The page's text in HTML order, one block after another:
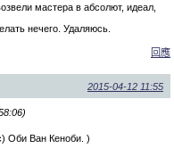
мастера в абсолют, идеал,
нечего. Удаляюсь.
回應
2015-04-12 11:55
Оби Ван Кеноби. )